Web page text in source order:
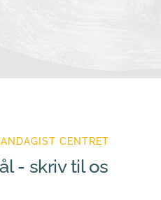
CENTRET
- skriv til os